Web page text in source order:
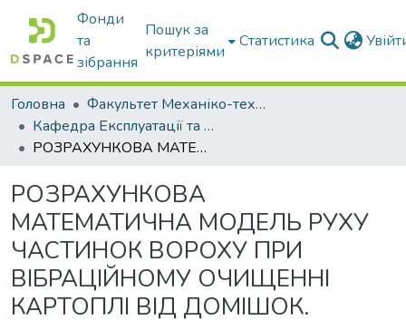
Фонди
та
зібрання
Пошук за
критеріями
Статистика
Головна
Факультет Механіко-технологічний
Кафедра Експлуатації та технічного сервісу машин
РОЗРАХУНКОВА МАТЕМАТИЧНА МОДЕЛЬ РУХУ ЧАСТИНОК ВОРОХУ ПРИ ВІБРАЦІЙНОМУ ОЧИЩЕННІ КАРТОПЛІ ВІД ДОМІШОК.
РОЗРАХУНКОВА
МАТЕМАТИЧНА МОДЕЛЬ РУХУ
ЧАСТИНОК ВОРОХУ ПРИ
ВІБРАЦІЙНОМУ ОЧИЩЕННІ
КАРТОПЛІ ВІД ДОМІШОК.